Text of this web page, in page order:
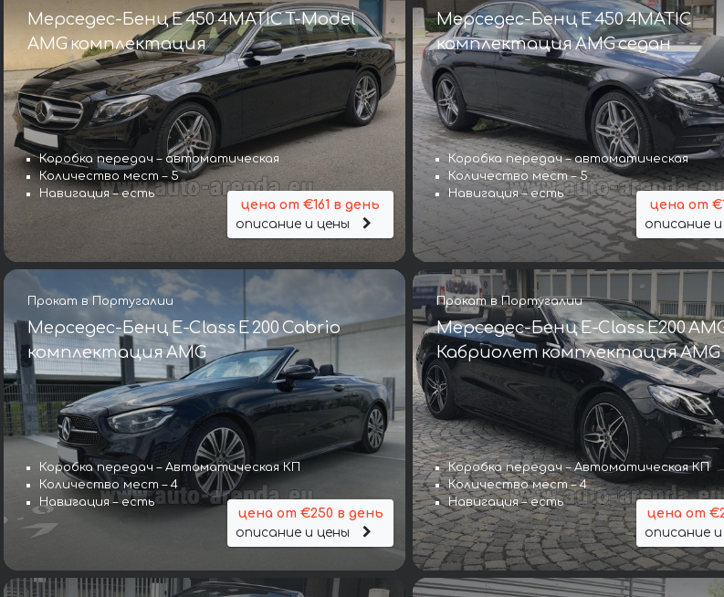
Мерседес-Бенц E 450 4MATIC T-Model
AMG комплектация
Коробка передач – автоматическая
Количество мест – 5
Навигация – есть
цена от €161 в день
описание и цены
Мерседес-Бенц E 450 4MATIC
комплектация AMG седан
Коробка передач – автоматическая
Количество мест – 5
Навигация – есть
цена от
описание
Прокат в Португалии
Мерседес-Бенц E-Class E 200 Cabrio
комплектация AMG
Коробка передач – Автоматическая КП
Количество мест – 4
Навигация – есть
цена от €250 в день
описание и цены
Прокат в Португалии
Мерседес-Бенц E-Class E200
Кабриолет комплектация AMG
Коробка передач – Автоматическая КП
Количество мест – 4
Навигация – есть
цена от
описание